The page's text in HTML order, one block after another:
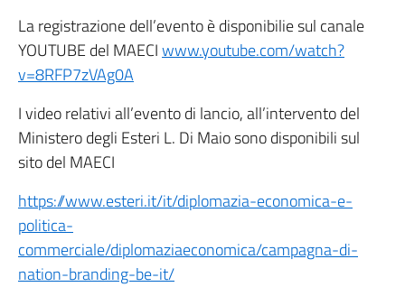
La registrazione dell’evento è disponibilie sul canale
YOUTUBE del MAECIwww.youtube.com/watch?
v=8RFP7zVAg0A
I video relativi all’evento di lancio, all’intervento del
Ministero degli Esteri L. Di Maio sono disponibili sul
sito del MAECI
https://www.esteri.it/it/diplomazia-economica-e-
politica-
commerciale/diplomaziaeconomica/campagna-di-
nation-branding-be-it/